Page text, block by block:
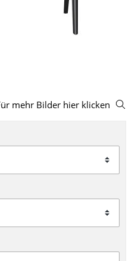
mehr Bilder hier klicken